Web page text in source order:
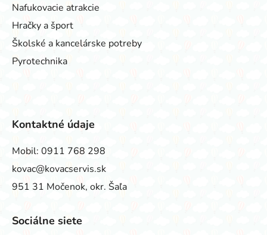
Nafukovacie atrakcie
Hračky a šport
Školské a kancelárske potreby
Pyrotechnika
Kontaktné údaje
Mobil: 0911 768 298
kovac@kovacservis.sk
951 31 Močenok, okr. Šaľa
Sociálne siete